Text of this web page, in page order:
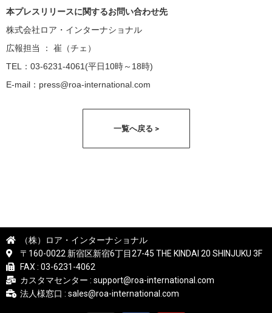
本プレスリリースに関するお問い合わせ先
株式会社ロア・インターナショナル
広報担当 ： 崔（チェ）
TEL：03-6231-4061(平日10時～18時)
E-mail：press@roa-international.com
一覧へ戻る >
（株）ロア・インターナショナル
〒160-0022 新宿区新宿6丁目27-45 THE KINDAI 20 SHINJUKU 3F
FAX : 03-6231-4062
カスタマセンター : support@roa-international.com
法人様窓口 : sales@roa-international.com